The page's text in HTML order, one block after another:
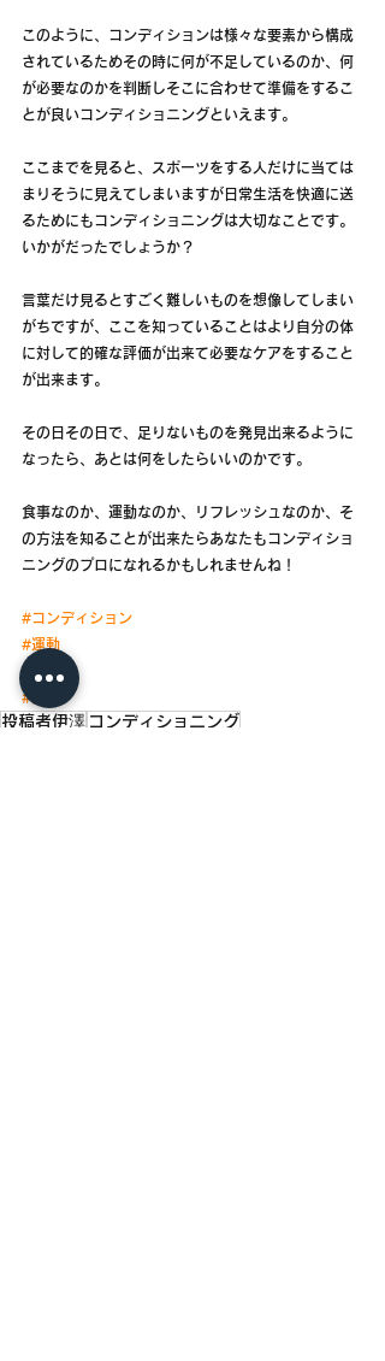
このように、コンディションは様々な要素から構成
されているためその時に何が不足しているのか、何
が必要なのかを判断しそこに合わせて準備をするこ
とが良いコンディショニングといえます。
ここまでを見ると、スポーツをする人だけに当ては
まりそうに見えてしまいますが日常生活を快適に送
るためにもコンディショニングは大切なことです。
いかがだったでしょうか？
言葉だけ見るとすごく難しいものを想像してしまい
がちですが、ここを知っていることはより自分の体
に対して的確な評価が出来て必要なケアをすること
が出来ます。
その日その日で、足りないものを発見出来るように
なったら、あとは何をしたらいいのかです。
食事なのか、運動なのか、リフレッシュなのか、そ
の方法を知ることが出来たらあなたもコンディショ
ニングのプロになれるかもしれませんね！
#コンディション
#運動
#身体
#健康
投稿者伊澤 コンディショニング